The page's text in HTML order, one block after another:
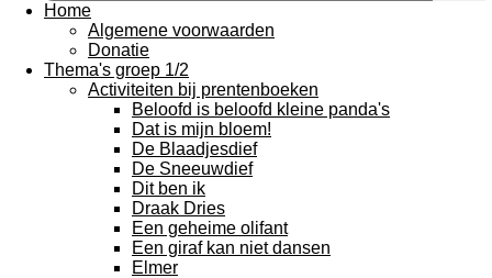
Home
Algemene voorwaarden
Donatie
Thema's groep 1/2
Activiteiten bij prentenboeken
Beloofd is beloofd kleine panda's
Dat is mijn bloem!
De Blaadjesdief
De Sneeuwdief
Dit ben ik
Draak Dries
Een geheime olifant
Een giraf kan niet dansen
Elmer